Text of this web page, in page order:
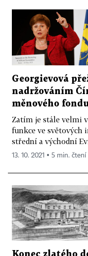
Georgievová
nadržováním
měnového
Zatím je stále velmi
funkce ve světových
střední a východní
13. 10. 2021 ▪ 5 min. čtení